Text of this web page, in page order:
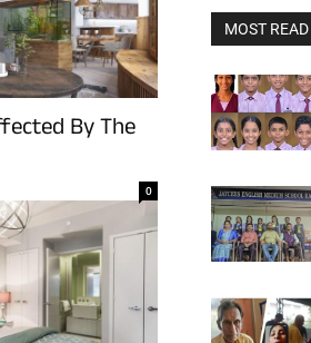
By The
0
MOST READ